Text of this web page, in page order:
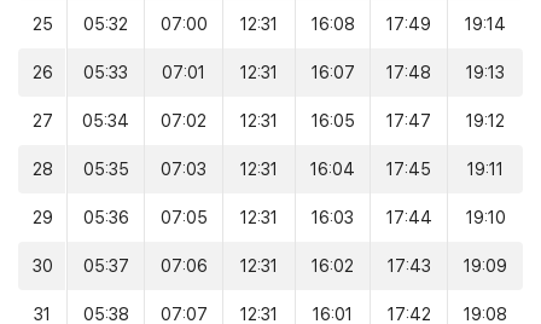
25 05:32 07:00 12:31 16:08 17:49 19:14
26 05:33 07:01 12:31 16:07 17:48 19:13
27 05:34 07:02 12:31 16:05 17:47 19:12
28 05:35 07:03 12:31 16:04 17:45 19:11
29 05:36 07:05 12:31 16:03 17:44 19:10
30 05:37 07:06 12:31 16:02 17:43 19:09
31 05:38 07:07 12:31 16:01 17:42 19:08